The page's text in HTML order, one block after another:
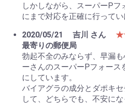
しかしながら、スーパーPフ
にまで対応を正確に行ってい
2020/05/21
吉川 さん
最寄りの郵便局
勃起不全のみならず、早漏
ーさんのスーパーPフォース
にしています。
バイアグラの成分とダポキ
して、どちらでも、不安に